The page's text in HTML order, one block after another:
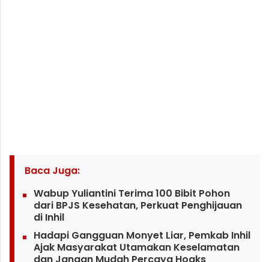
Baca Juga:
Wabup Yuliantini Terima 100 Bibit Pohon
dari BPJS Kesehatan, Perkuat Penghijauan
di Inhil
Hadapi Gangguan Monyet Liar, Pemkab Inhil
Ajak Masyarakat Utamakan Keselamatan